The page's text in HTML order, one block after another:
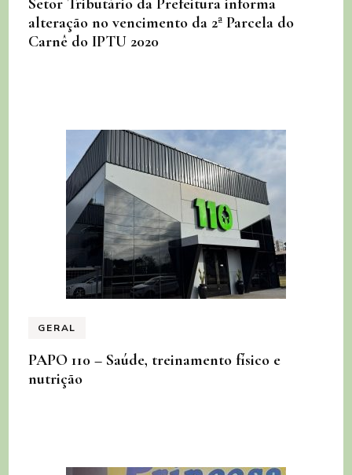
Setor Tributário da Prefeitura informa
alteração no vencimento da 2ª Parcela do
Carnê do IPTU 2020
GERAL
PAPO 110 – Saúde, treinamento físico e
nutrição